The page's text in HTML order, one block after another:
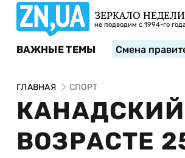
ЗЕРКАЛО НЕДЕЛИ
не подводим с 1994-го
ВАЖНЫЕ ТЕМЫ Смена
ГЛАВНАЯ СПОРТ
КАНАДСКИЙ
ВОЗРАСТЕ